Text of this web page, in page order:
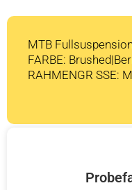
MTB Fullsuspension
FARBE:
RAHMENGR SSE: M